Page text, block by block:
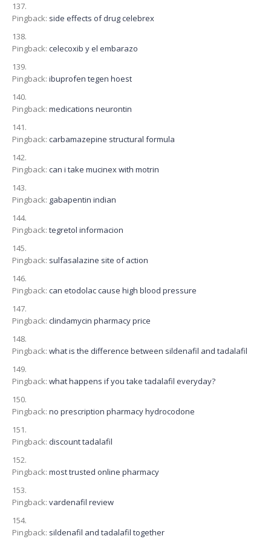
Pingback: side effects of drug celebrex
Pingback: celecoxib y el embarazo
Pingback: ibuprofen tegen hoest
Pingback: medications neurontin
Pingback: carbamazepine structural formula
Pingback: can i take mucinex with motrin
Pingback: gabapentin indian
Pingback: tegretol informacion
Pingback: sulfasalazine site of action
Pingback: can etodolac cause high blood pressure
Pingback: clindamycin pharmacy price
Pingback: what is the difference between sildenafil and tadalafil
Pingback: what happens if you take tadalafil everyday?
Pingback: no prescription pharmacy hydrocodone
Pingback: discount tadalafil
Pingback: most trusted online pharmacy
Pingback: vardenafil review
Pingback: sildenafil and tadalafil together